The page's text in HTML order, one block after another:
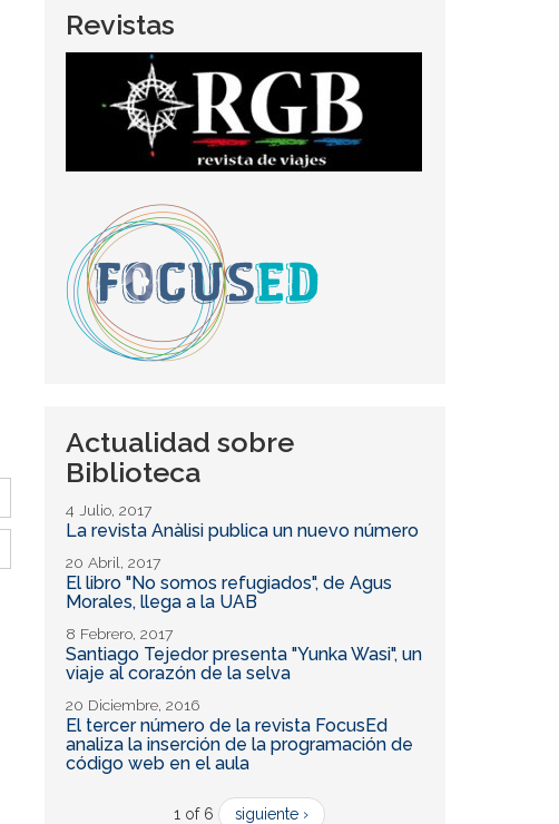
Revistas
Actualidad sobre
Biblioteca
4 Julio, 2017
La revista Anàlisi publica un nuevo número
20 Abril, 2017
El libro "No somos refugiados", de Agus
Morales, llega a la UAB
8 Febrero, 2017
Santiago Tejedor presenta "Yunka Wasi", un
viaje al corazón de la selva
20 Diciembre, 2016
El tercer número de la revista FocusEd
analiza la inserción de la programación de
código web en el aula
1 of 6 siguiente ›